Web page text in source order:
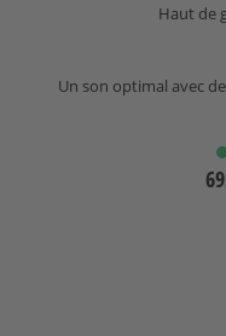
Haut de
Un son optimal avec